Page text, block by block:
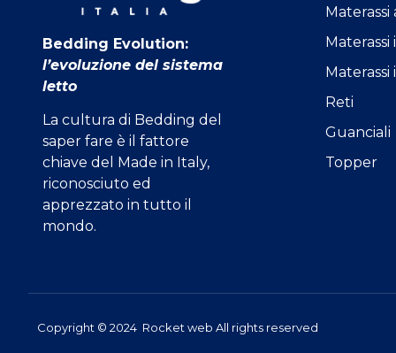
Bedding Evolution:
l’evoluzione del sistema
letto
La cultura di Bedding del
saper fare è il fattore
chiave del Made in Italy,
riconosciuto ed
apprezzato in tutto il
mondo.
Materassi
Materassi
Materassi
Reti
Guanciali
Topper
Copyright © 2024 Rocket web All rights reserved